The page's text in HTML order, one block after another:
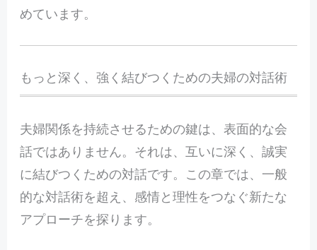
めています。
もっと深く、強く結びつくための夫婦の対話術
夫婦関係を持続させるための鍵は、表面的な会
話ではありません。それは、互いに深く、誠実
に結びつくための対話です。この章では、一般
的な対話術を超え、感情と理性をつなぐ新たな
アプローチを探ります。